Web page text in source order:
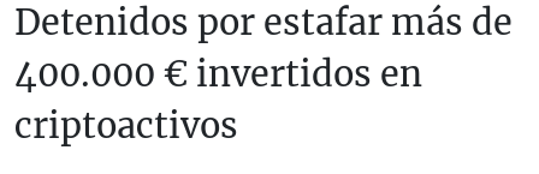
Detenidos por estafar más de
400.000 € invertidos en
criptoactivos